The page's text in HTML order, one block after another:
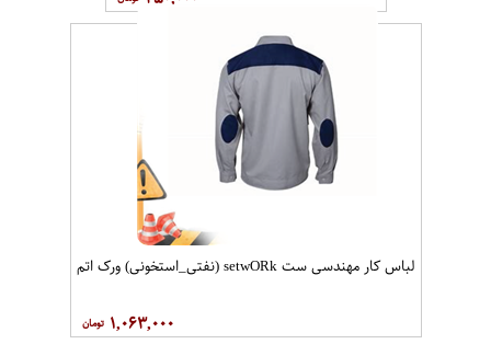
لباس کار مهندسی ست setwO​Rk (نفتی_استخونی) ورک اتم
۱,۰۶۳,۰۰۰